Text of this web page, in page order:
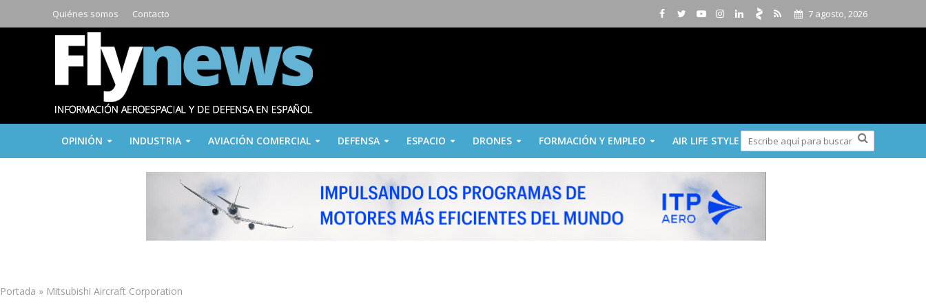
Quiénes somos Contacto 7 agosto, 2026
OPINIÓN INDUSTRIA AVIACIÓN COMERCIAL DEFENSA ESPACIO DRONES FORMACIÓN Y EMPLEO AIR LIFE STYLE
Portada » Mitsubishi Aircraft Corporation